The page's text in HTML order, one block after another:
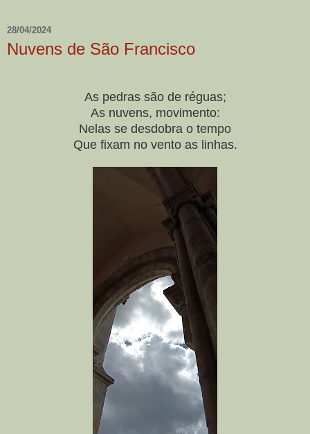
28/04/2024
Nuvens de São Francisco
As pedras são de réguas;
As nuvens, movimento:
Nelas se desdobra o tempo
Que fixam no vento as linhas.